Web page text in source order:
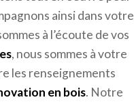
ainsi dans votre
à l’écoute de vos
, nous sommes à votre
les renseignements
en bois. Notre